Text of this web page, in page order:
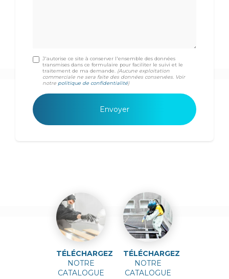
J'autorise ce site à conserver l'ensemble des données
transmises dans ce formulaire pour faciliter le suivi et le
traitement de ma demande.
(Aucune exploitation
commerciale ne sera faite des données conservées. Voir
notre politique de confidentialité)
TÉLÉCHARGEZ
NOTRE
CATALOGUE
TÉLÉCHARGEZ
NOTRE
CATALOGUE